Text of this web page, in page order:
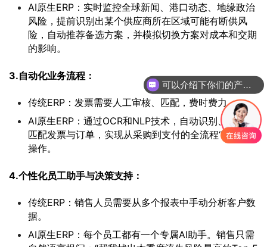
AI原生ERP：实时监控全球新闻、港口动态、地缘政治
风险，提前识别出某个供应商所在区域可能有断供风
险，自动推荐备选方案，并模拟切换方案对成本和交期
的影响。
3.自动化业务流程：
传统ERP：发票需要人工审核、匹配，费时费力。
AI原生ERP：通过OCR和NLP技术，自动识别、验真、
匹配发票与订单，实现从采购到支付的全流程“无人化”
操作。
4.个性化员工助手与决策支持：
传统ERP：销售人员需要从多个报表中手动分析客户数
据。
AI原生ERP：每个员工都有一个专属AI助手。销售只需
可以介绍下你们的产品么